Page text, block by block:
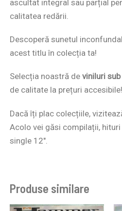
ascultat integral sau parțial
calitatea redării.
Descoperă sunetul
acest titlu în colecția ta!
Selecția noastră de viniluri
de calitate la prețuri accesibile!
Dacă îți plac colecțiile,
Acolo vei găsi compilații, hituri
single 12″.
Produse similare